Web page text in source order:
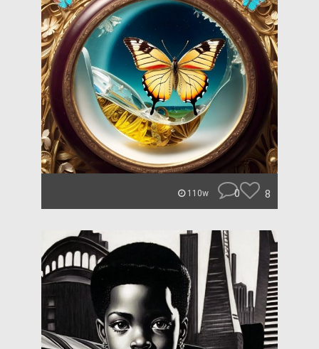
110w 0 8